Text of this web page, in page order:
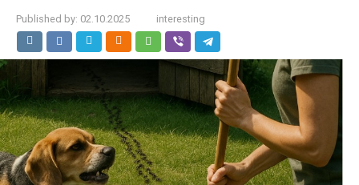
Published by: 02.10.2025 interesting